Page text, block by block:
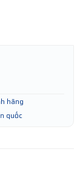
hãng
quốc